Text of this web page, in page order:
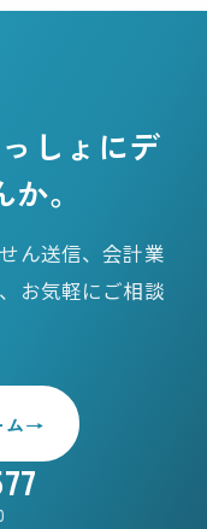
しょにデ
。
ん送信、会計業
お気軽にご相談
→